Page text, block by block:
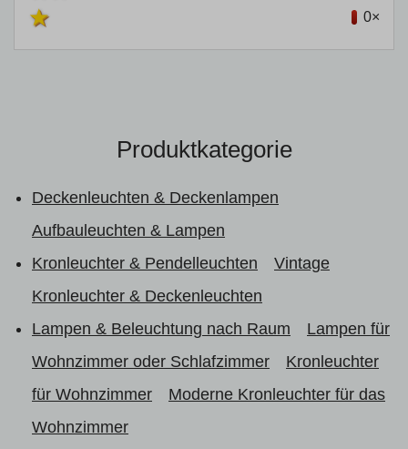
0×
Produktkategorie
Deckenleuchten & Deckenlampen
Aufbauleuchten & Lampen
Kronleuchter & Pendelleuchten
Vintage
Kronleuchter & Deckenleuchten
Lampen & Beleuchtung nach Raum
Lampen für
Wohnzimmer oder Schlafzimmer
Kronleuchter
für Wohnzimmer
Moderne Kronleuchter für das
Wohnzimmer